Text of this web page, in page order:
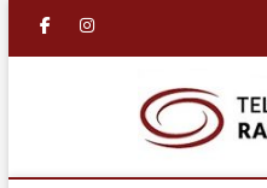
facebook
in